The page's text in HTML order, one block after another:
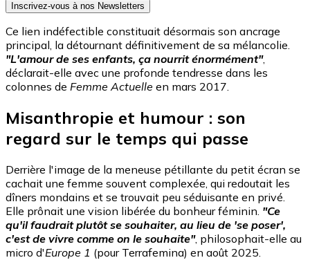
Inscrivez-vous à nos Newsletters
Ce lien indéfectible constituait désormais son ancrage
principal, la détournant définitivement de sa mélancolie.
"L'amour de ses enfants, ça nourrit énormément",
déclarait-elle avec une profonde tendresse dans les
colonnes de Femme Actuelle en mars 2017.
Misanthropie et humour : son
regard sur le temps qui passe
Derrière l'image de la meneuse pétillante du petit écran se
cachait une femme souvent complexée, qui redoutait les
dîners mondains et se trouvait peu séduisante en privé.
Elle prônait une vision libérée du bonheur féminin. "Ce
qu'il faudrait plutôt se souhaiter, au lieu de 'se poser',
c'est de vivre comme on le souhaite", philosophait-elle au
micro d'Europe 1 (pour Terrafemina) en août 2025.